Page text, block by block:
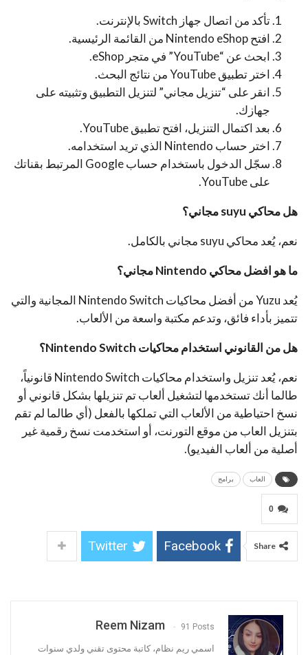
تأكد من اتصال جهاز Switch بالإنترنت.
افتح Nintendo eShop من القائمة الرئيسية.
ابحث عن “YouTube” في متجر eShop.
اختر تطبيق YouTube من نتائج البحث.
انقر على “تنزيل مجاني” لتنزيل التطبيق وتثبيته على
جهازك.
بعد اكتمال التنزيل، افتح تطبيق YouTube.
اختر حساب Nintendo الذي تريد استخدامه.
سجّل الدخول باستخدام حساب Google المرتبط بقناتك
على YouTube.
هل محاكي suyuمجاني؟
نعم، يُعد محاكي suyu مجاني بالكامل.
ما هو افضل محاكي Nintendoمجاني؟
يُعد Yuzu من أفضل محاكيات Nintendo Switch المجانية والتي
تتميز بأداء فائق، وتدعم مكتبة واسعة من الألعاب.
هل من القانوني استخدام محاكيات Nintendo Switch؟
نعم، يُعد تنزيل واستخدام محاكيات Nintendo Switch قانونياً،
طالما أنك تستخدمها لتشغيل ألعاب تم تنزيلها بشكل قانوني أو
نسخ احتياطية من الألعاب التي تملكها بالفعل (أي طالما لم تقم
بتنزيل العاب من موقع التورنت، أو استخدمت نسخ رقمية غير
أصلية من ألعاب الفيديو).
العاب برامج
0
Share
Facebook
Twitter
Reem Nizam 91 Posts
اسمي ريم نظام، كاتبة محتوى تقني ولدي سنوات